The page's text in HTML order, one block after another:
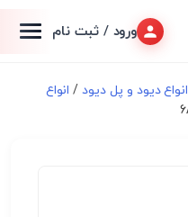
ورود / ثبت نام
انواع دیود و پل دیود/ انواع